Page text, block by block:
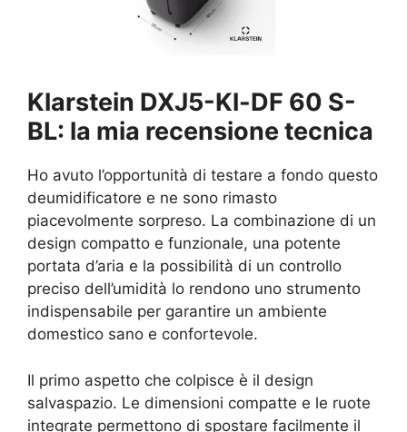
Klarstein DXJ5-Kl-DF 60 S-
BL: la mia recensione tecnica
Ho avuto l’opportunità di testare a fondo questo
deumidificatore e ne sono rimasto
piacevolmente sorpreso. La combinazione di un
design compatto e funzionale, una potente
portata d’aria e la possibilità di un controllo
preciso dell’umidità lo rendono uno strumento
indispensabile per garantire un ambiente
domestico sano e confortevole.
Il primo aspetto che colpisce è il design
salvaspazio. Le dimensioni compatte e le ruote
integrate permettono di spostare facilmente il